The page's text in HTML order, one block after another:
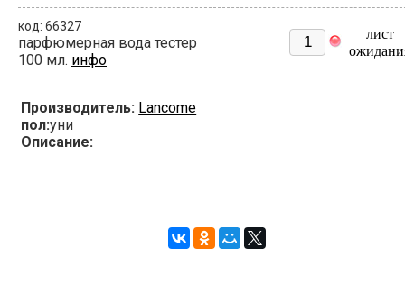
код: 66327
парфюмерная вода тестер
100 мл. инфо
лист
Производитель: Lancome
пол:уни
Описание: